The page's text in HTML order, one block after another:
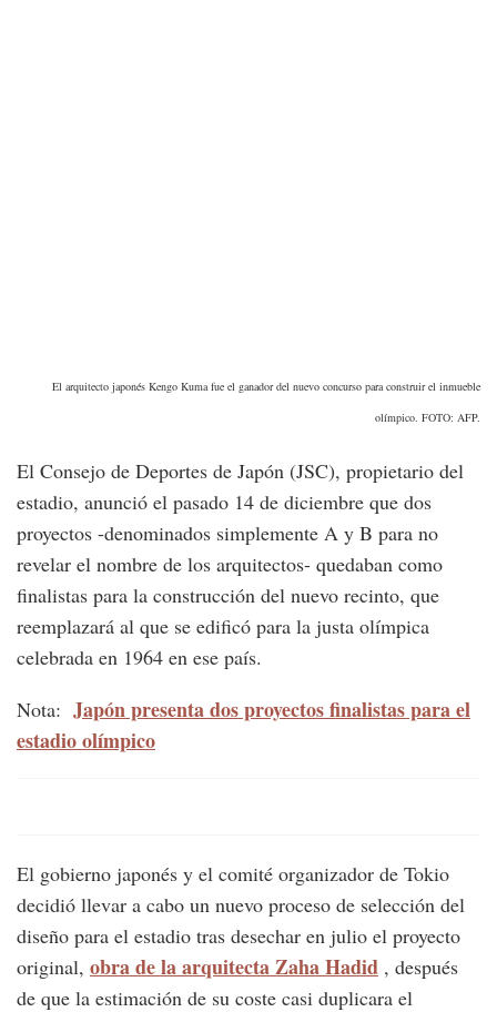
El arquitecto japonés Kengo Kuma fue el ganador del nuevo concurso para construir el inmueble
olímpico. FOTO: AFP.
El Consejo de Deportes de Japón (JSC), propietario del
estadio, anunció el pasado 14 de diciembre que dos
proyectos -denominados simplemente A y B para no
revelar el nombre de los arquitectos- quedaban como
finalistas para la construcción del nuevo recinto, que
reemplazará al que se edificó para la justa olímpica
celebrada en 1964 en ese país.
Nota: Japón presenta dos proyectos finalistas para el
estadio olímpico
El gobierno japonés y el comité organizador de Tokio
decidió llevar a cabo un nuevo proceso de selección del
diseño para el estadio tras desechar en julio el proyecto
original, obra de la arquitecta Zaha Hadid , después
de que la estimación de su coste casi duplicara el